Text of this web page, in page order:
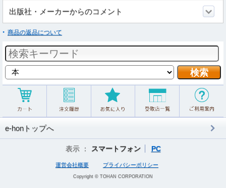
出版社・メーカーからのコメント
商品の返品について
e-honトップへ
表示 ： スマートフォン PC
運営会社概要 プライバシーポリシー
Copyright © TOHAN CORPORATION